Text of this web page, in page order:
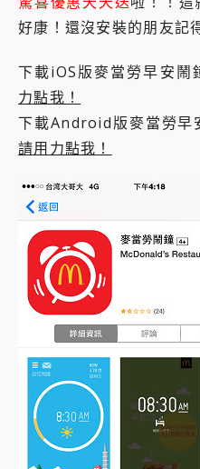
2億 APO蔡司長焦神機降臨~
3 個超值 MHN 飛人工具分享~~ iToolab AnyGo
vivo TWS 3e 真無線藍
好康！還沒安裝的朋友記
下載iOS版麥當勞早安鬧
力點我！
下載Android版麥當勞早
請用力點我！